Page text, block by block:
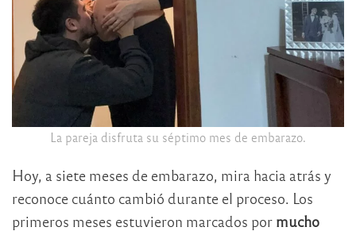
La pareja disfruta su séptimo mes de embarazo.
Hoy, a siete meses de embarazo, mira hacia atrás y
reconoce cuánto cambió durante el proceso. Los
primeros meses estuvieron marcados por mucho